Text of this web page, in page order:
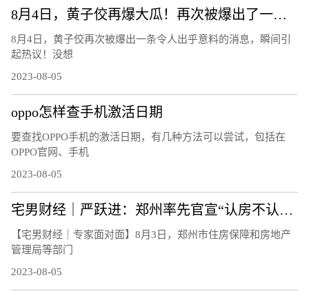
8月4日，黄子佼再爆大瓜！再次被爆出了一条令人出乎意料的消息！
8月4日，黄子佼再次被爆出一条令人出乎意料的消息，瞬间引
起热议！没想
2023-08-05
oppo怎样查手机激活日期
要查找OPPO手机的激活日期，有几种方法可以尝试，包括在
OPPO官网、手机
2023-08-05
宅男财经｜严跃进：郑州率先官宣“认房不认贷”，影响多大？
【宅男财经｜专家面对面】8月3日，郑州市住房保障和房地产
管理局等部门
2023-08-05